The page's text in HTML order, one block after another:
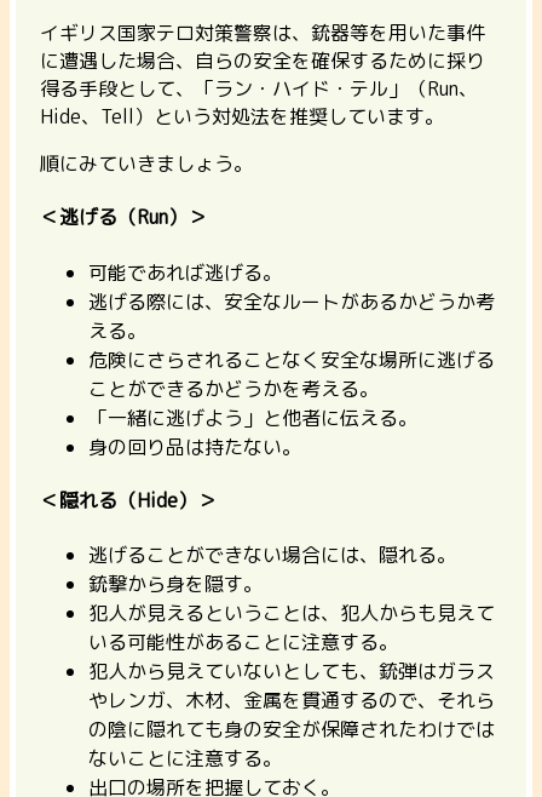
イギリス国家テロ対策警察は、銃器等を用いた事件
に遭遇した場合、自らの安全を確保するために採り
得る手段として、「ラン・ハイド・テル」（Run、
Hide、Tell）という対処法を推奨しています。
順にみていきましょう。
＜逃げる（Run）＞
可能であれば逃げる。
逃げる際には、安全なルートがあるかどうか考
える。
危険にさらされることなく安全な場所に逃げる
ことができるかどうかを考える。
「一緒に逃げよう」と他者に伝える。
身の回り品は持たない。
＜隠れる（Hide）＞
逃げることができない場合には、隠れる。
銃撃から身を隠す。
犯人が見えるということは、犯人からも見えて
いる可能性があることに注意する。
犯人から見えていないとしても、銃弾はガラス
やレンガ、木材、金属を貫通するので、それら
の陰に隠れても身の安全が保障されたわけでは
ないことに注意する。
出口の場所を把握しておく。